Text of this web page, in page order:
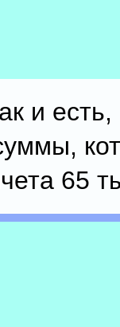
и есть,
65